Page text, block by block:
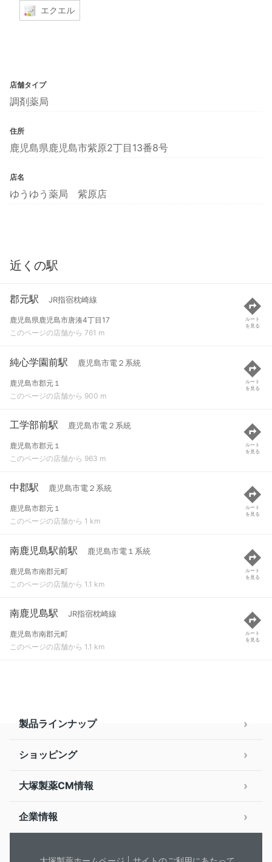
エクエル
店舗タイプ
調剤薬局
住所
鹿児島県鹿児島市紫原2丁目13番8号
店名
ゆうゆう薬局 紫原店
近くの駅
郡元駅 JR指宿枕崎線
鹿児島県鹿児島市唐湊4丁目17
このページの店舗から 761 m
ルート
を見る
純心学園前駅 鹿児島市電２系統
鹿児島市郡元１
このページの店舗から 900 m
ルート
を見る
工学部前駅 鹿児島市電２系統
鹿児島市郡元１
このページの店舗から 963 m
ルート
を見る
中郡駅 鹿児島市電２系統
鹿児島市郡元１
このページの店舗から 1 km
ルート
を見る
南鹿児島駅前駅 鹿児島市電１系統
鹿児島市南郡元町
このページの店舗から 1.1 km
ルート
を見る
南鹿児島駅 JR指宿枕崎線
鹿児島市南郡元町
このページの店舗から 1.1 km
ルート
を見る
製品ラインナップ
ショッピング
大塚製薬CM情報
企業情報